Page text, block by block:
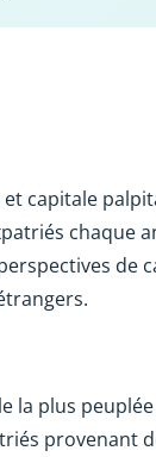
capitale
chaque
de
la plus
provenant